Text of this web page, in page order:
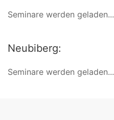
Seminare werden geladen...
Neubiberg:
Seminare werden geladen...